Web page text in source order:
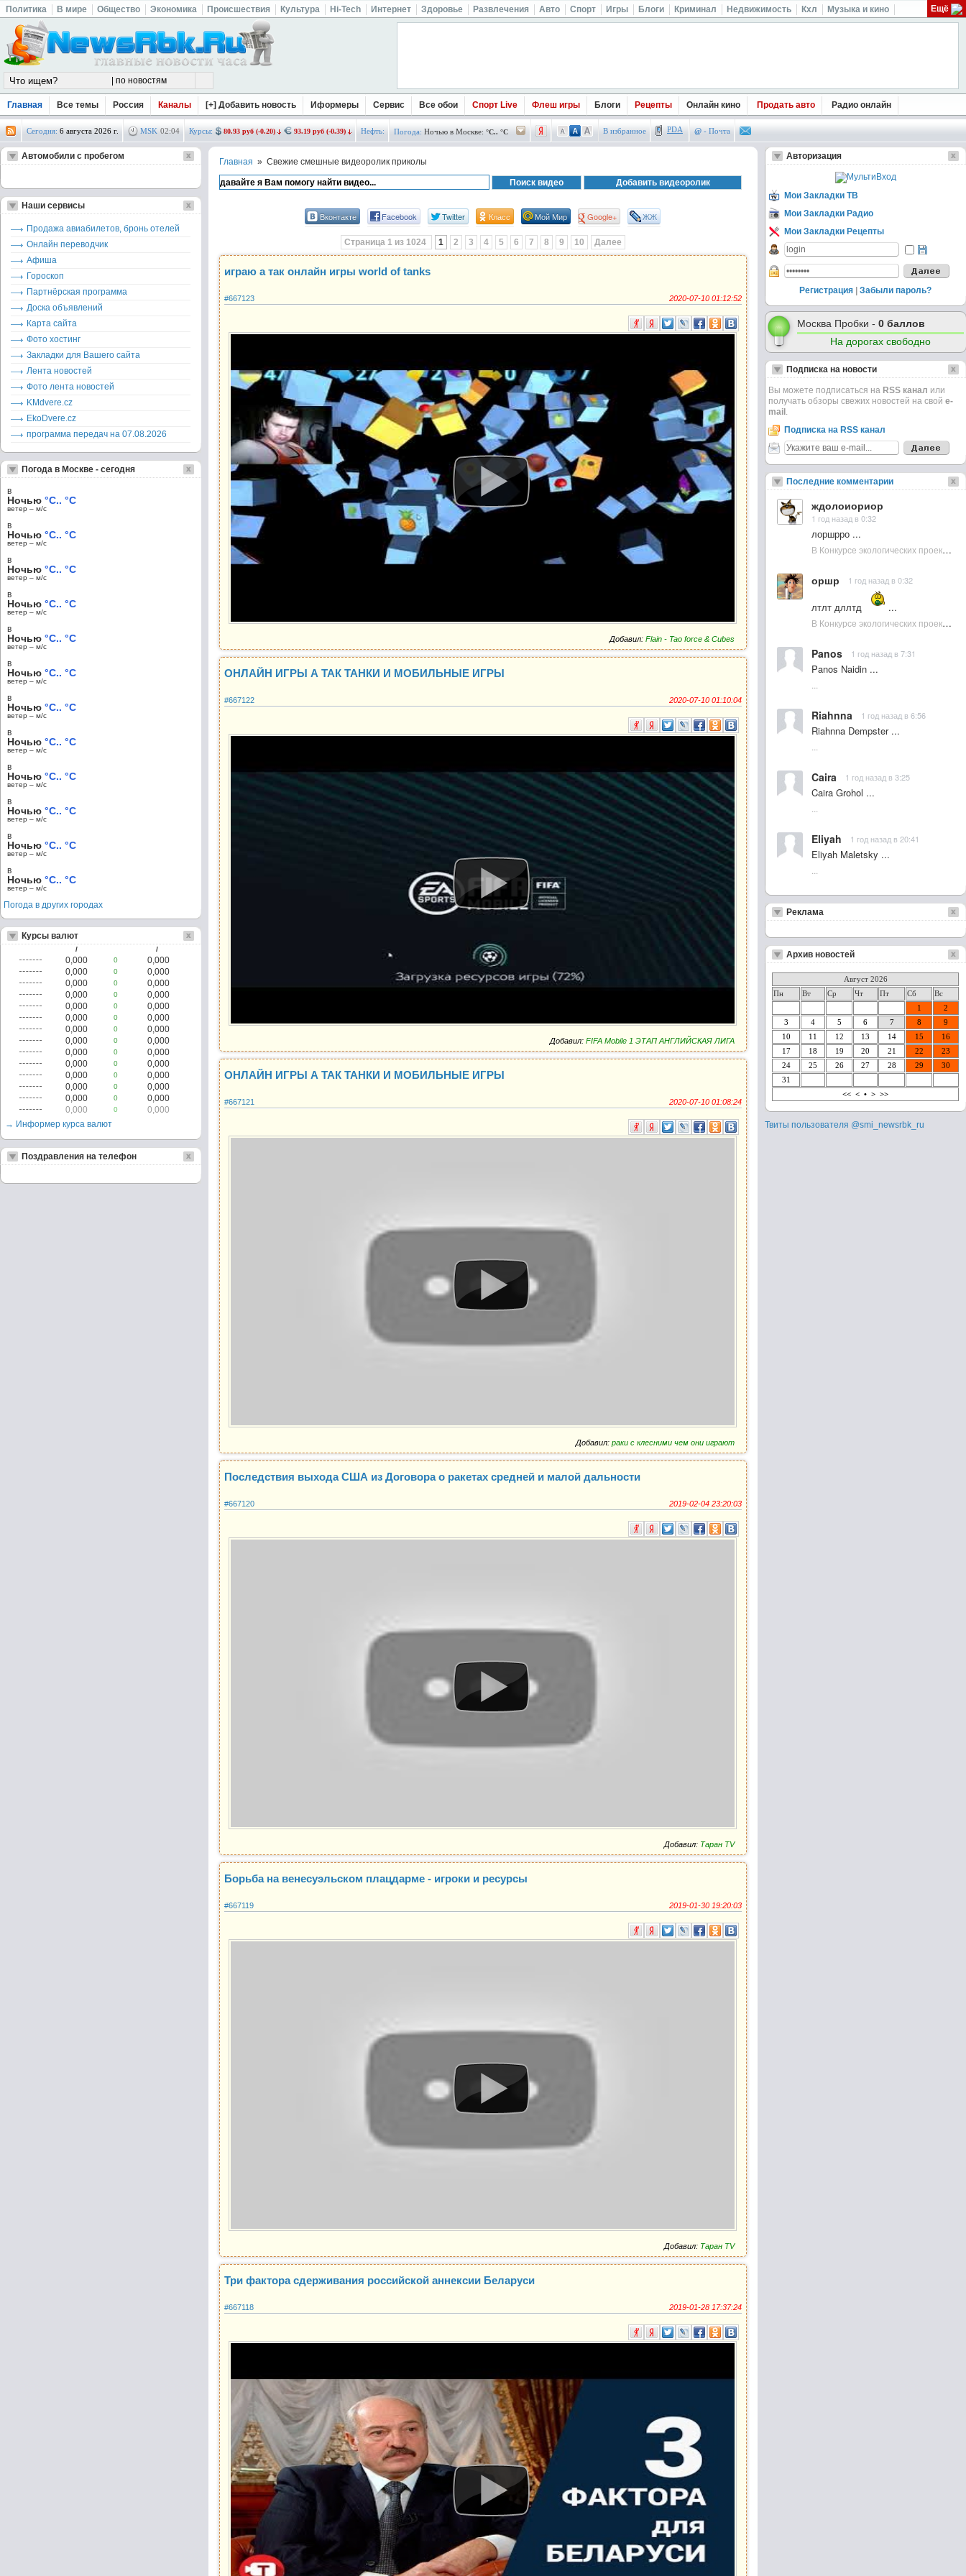
Политика В мире Общество Экономика Происшествия Культура Hi-Tech Интернет Здоровье Развлечения Авто Спорт Игры Блоги Криминал Недвижимость Кхл Музыка и кино Ещё
Главная Все темы Россия Каналы [+] Добавить новость Иформеры Сервис Все обои Спорт Live Флеш игры Блоги Рецепты Онлайн кино Продать авто Радио онлайн
Сегодня: 6 августа 2026 г. MSK 02:04 Курсы: 80.93 руб (-0.20) 93.19 руб (-0.39) Нефть: Погода: Ночью в Москве: °C.. °C В избранное PDA @ - Почта
Главная » Свежие смешные видеоролик приколы
Вконтакте Facebook Twitter Класс Мой Мир Google+ ЖЖ
Страница 1 из 1024 1 2 3 4 5 6 7 8 9 10 Далее
играю а так онлайн игры world of tanks
#667123 2020-07-10 01:12:52
Добавил: Flain - Tao force & Cubes
ОНЛАЙН ИГРЫ А ТАК ТАНКИ И МОБИЛЬНЫЕ ИГРЫ
#667122 2020-07-10 01:10:04
Добавил: FIFA Mobile 1 ЭТАП АНГЛИЙСКАЯ ЛИГА
ОНЛАЙН ИГРЫ А ТАК ТАНКИ И МОБИЛЬНЫЕ ИГРЫ
#667121 2020-07-10 01:08:24
Добавил: раки с клесними чем они играют
Последствия выхода США из Договора о ракетах средней и малой дальности
#667120 2019-02-04 23:20:03
Добавил: Таран TV
Борьба на венесуэльском плацдарме - игроки и ресурсы
#667119 2019-01-30 19:20:03
Добавил: Таран TV
Три фактора сдерживания российской аннексии Беларуси
#667118 2019-01-28 17:37:24
Автомобили с пробегом
Наши сервисы
Продажа авиабилетов, бронь отелей
Онлайн переводчик
Афиша
Гороскоп
Партнёрская программа
Доска объявлений
Карта сайта
Фото хостинг
Закладки для Вашего сайта
Лента новостей
Фото лента новостей
KMdvere.cz
EkoDvere.cz
программа передач на 07.08.2026
Погода в Москве - сегодня
в
Ночью °C.. °C
ветер – м/c
в
Ночью °C.. °C
ветер – м/c
в
Ночью °C.. °C
ветер – м/c
в
Ночью °C.. °C
ветер – м/c
в
Ночью °C.. °C
ветер – м/c
в
Ночью °C.. °C
ветер – м/c
в
Ночью °C.. °C
ветер – м/c
в
Ночью °C.. °C
ветер – м/c
в
Ночью °C.. °C
ветер – м/c
в
Ночью °C.. °C
ветер – м/c
в
Ночью °C.. °C
ветер – м/c
в
Ночью °C.. °C
ветер – м/c
Погода в других городах
Курсы валют
/ /
0,000 0
0,000
0,000
0
0,000
0,000
0
0,000
0,000
0
0,000
0,000
0
0,000
0,000
0
0,000
0,000
0
0,000
0,000
0
0,000
0,000
0
0,000
0,000
0
0,000
0,000
0
0,000
0,000
0
0,000
0,000
0
0,000
0,000
0
0,000
→ Информер курса валют
Поздравления на телефон
Авторизация
Мои Закладки ТВ
Мои Закладки Радио
Мои Закладки Рецепты
Регистрация Забыли пароль?
Москва Пробки - 0 баллов
На дорогах свободно
Подписка на новости
Вы можете подписаться на RSS канал или
получать обзоры свежих новостей на свой e-
mail .
Подписка на RSS канал
Последние комментарии
ждолоиориор
1 год назад в 0:32
лоршрро ...
В Конкурсе экологических проектов в Подмосковье активно участвовала молодежь :: NewsRbk.ru...
оршр 1 год назад в 0:32
лтлт дллтд
...
В Конкурсе экологических проектов в Подмосковье активно участвовала молодежь :: NewsRbk.ru...
Panos 1 год назад в 7:31
Panos Naidin ...
Riahnna 1 год назад в 6:56
Riahnna Dempster ...
Caira 1 год назад в 3:25
Caira Grohol ...
Eliyah 1 год назад в 20:41
Eliyah Maletsky ...
Реклама
Архив новостей
Август 2026
Пн
Вт Ср Чт Пт Сб
Вс
1
2
3
4 5 6 7 8
9
10
11 12 13 14 15
16
17
18 19 20 21 22
23
24
25 26 27 28 29
30
31
<< < • > >>
Твиты пользователя @smi_newsrbk_ru